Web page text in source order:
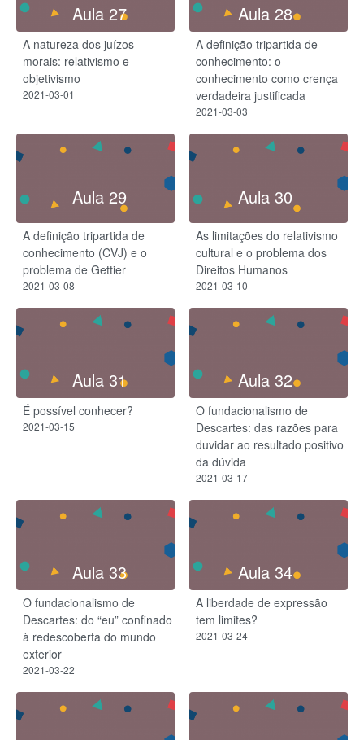
Aula 27
A natureza dos juízos
morais: relativismo e
objetivismo
2021-03-01
Aula 28
A definição tripartida de
conhecimento: o
conhecimento como crença
verdadeira justificada
2021-03-03
Aula 29
A definição tripartida de
conhecimento (CVJ) e o
problema de Gettier
2021-03-08
Aula 30
As limitações do relativismo
cultural e o problema dos
Direitos Humanos
2021-03-10
Aula 31
É possível conhecer?
2021-03-15
Aula 32
O fundacionalismo de
Descartes: das razões para
duvidar ao resultado positivo
da dúvida
2021-03-17
Aula 33
O fundacionalismo de
Descartes: do “eu” confinado
à redescoberta do mundo
exterior
2021-03-22
Aula 34
A liberdade de expressão
tem limites?
2021-03-24